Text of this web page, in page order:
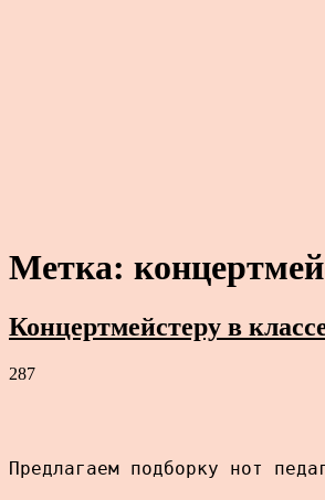
Метка:
Концертмейстеру в
287
Предлагаем подборку нот